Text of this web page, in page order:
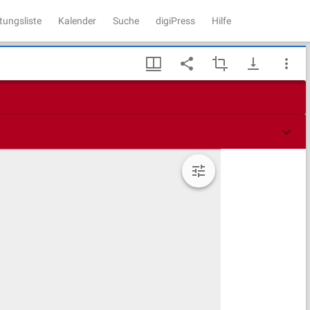
Kalender Suche digiPress Hilfe